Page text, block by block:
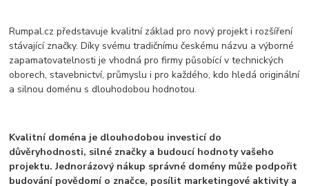
Rumpal.cz představuje kvalitní základ pro nový projekt i rozšíření
stávající značky. Díky svému tradičnímu českému názvu a výborné
zapamatovatelnosti je vhodná pro firmy působící v technických
oborech, stavebnictví, průmyslu i pro každého, kdo hledá originální
a silnou doménu s dlouhodobou hodnotou.
Kvalitní doména je dlouhodobou investicí do
důvěryhodnosti, silné značky a budoucí hodnoty vašeho
projektu. Jednorázový nákup správné domény může podpořit
budování povědomí o značce, posílit marketingové aktivity a